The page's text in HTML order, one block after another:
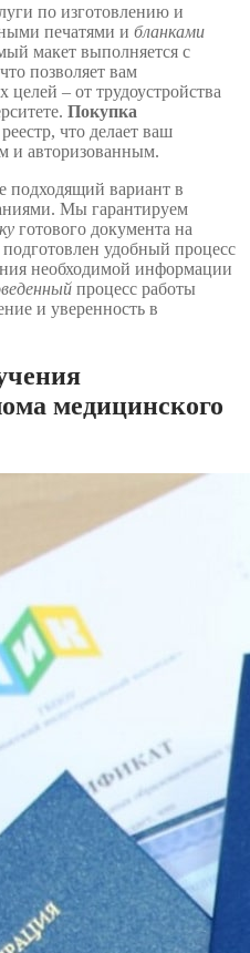
по изготовлению и
печатями и бланками
макет выполняется с
позволяет вам
целей – от трудоустройства
Покупка
что делает ваш
и авторизованным.
подходящий вариант в
Мы гарантируем
готового документа на
удобный процесс
необходимой информации
процесс работы
и уверенность в
медицинского